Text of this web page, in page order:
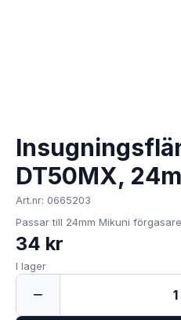
DT50MX,
Art.nr: 0665203
Passar till 24mm Mikuni
34 kr
I lager
− 1